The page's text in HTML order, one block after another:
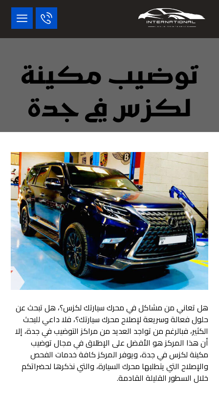
توضيب مكينة
لكزس في جدة
هل تعاني من مشاكل في محرك سيارتك لكزس؟، هل تبحث عن
حلول فعالة وسريعة لإصلاح محرك سيارتك؟، فلا داعي للبحث
الكثير، فبالرغم من تواجد العديد من مراكز التوضيب في جدة، إلا
أن هذا المركز هو الأفضل على الإطلاق في مجال توضيب
مكينة لكزس في جدة، ويوفر المركز كافة خدمات الفحص
والإصلاح التي يتطلبها محرك السيارة، والتي نذكرها لحضراتكم
خلال السطور القليلة القادمة.